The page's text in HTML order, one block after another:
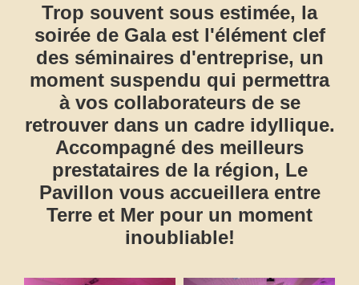
Trop souvent sous estimée, la
soirée de Gala est l'élément clef
des séminaires d'entreprise, un
moment suspendu qui permettra
à vos collaborateurs de se
retrouver dans un cadre idyllique.
Accompagné des meilleurs
prestataires de la région, Le
Pavillon vous accueillera entre
Terre et Mer pour un moment
inoubliable!